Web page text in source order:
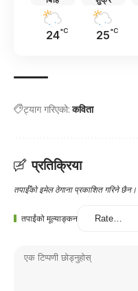
24°C 25°C
ट्याग गरिएको: कविता
प्रतिक्रिया
तपाईँको इमेल ठेगाना प्रकाशित गरिने छैन।
तपाईंको मूल्याङ्कन